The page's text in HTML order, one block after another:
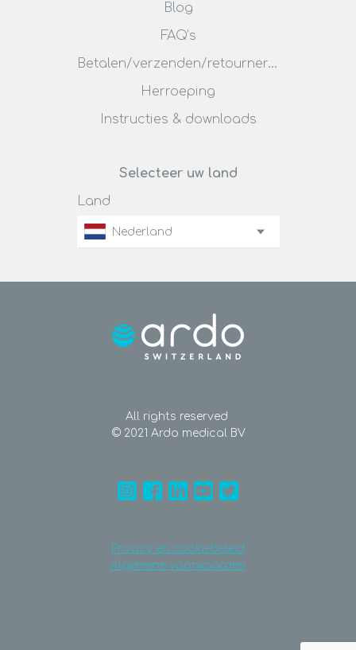
Blog
FAQ’s
Betalen/verzenden/retourneren
Herroeping
Instructies & downloads
Selecteer uw land
Land
Nederland
All rights reserved
© 2021 Ardo medical BV
Privacy en cookiebeleid
Algemene voorwaarden